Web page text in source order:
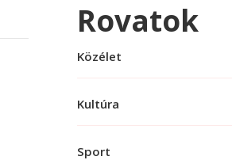
Rovatok
Közélet
Kultúra
Sport